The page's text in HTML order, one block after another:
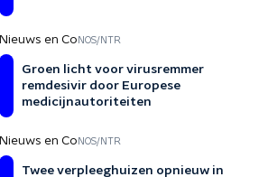
Nieuws en Co NOS/NTR
Groen licht voor virusremmer
remdesivir door Europese
medicijnautoriteiten
Nieuws en Co NOS/NTR
Twee verpleeghuizen opnieuw in